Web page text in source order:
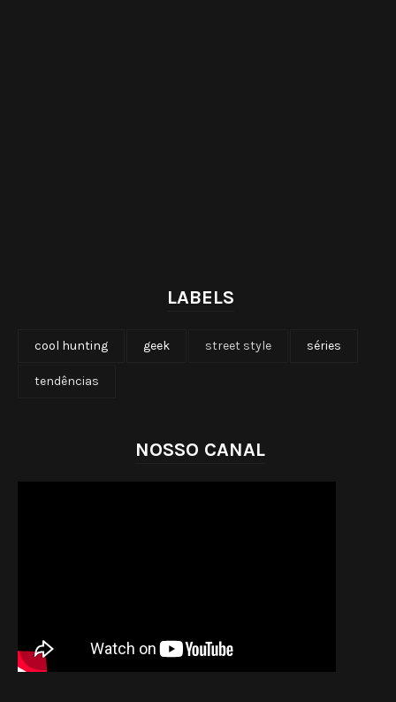
LABELS
cool hunting geek street style séries
tendências
NOSSO CANAL